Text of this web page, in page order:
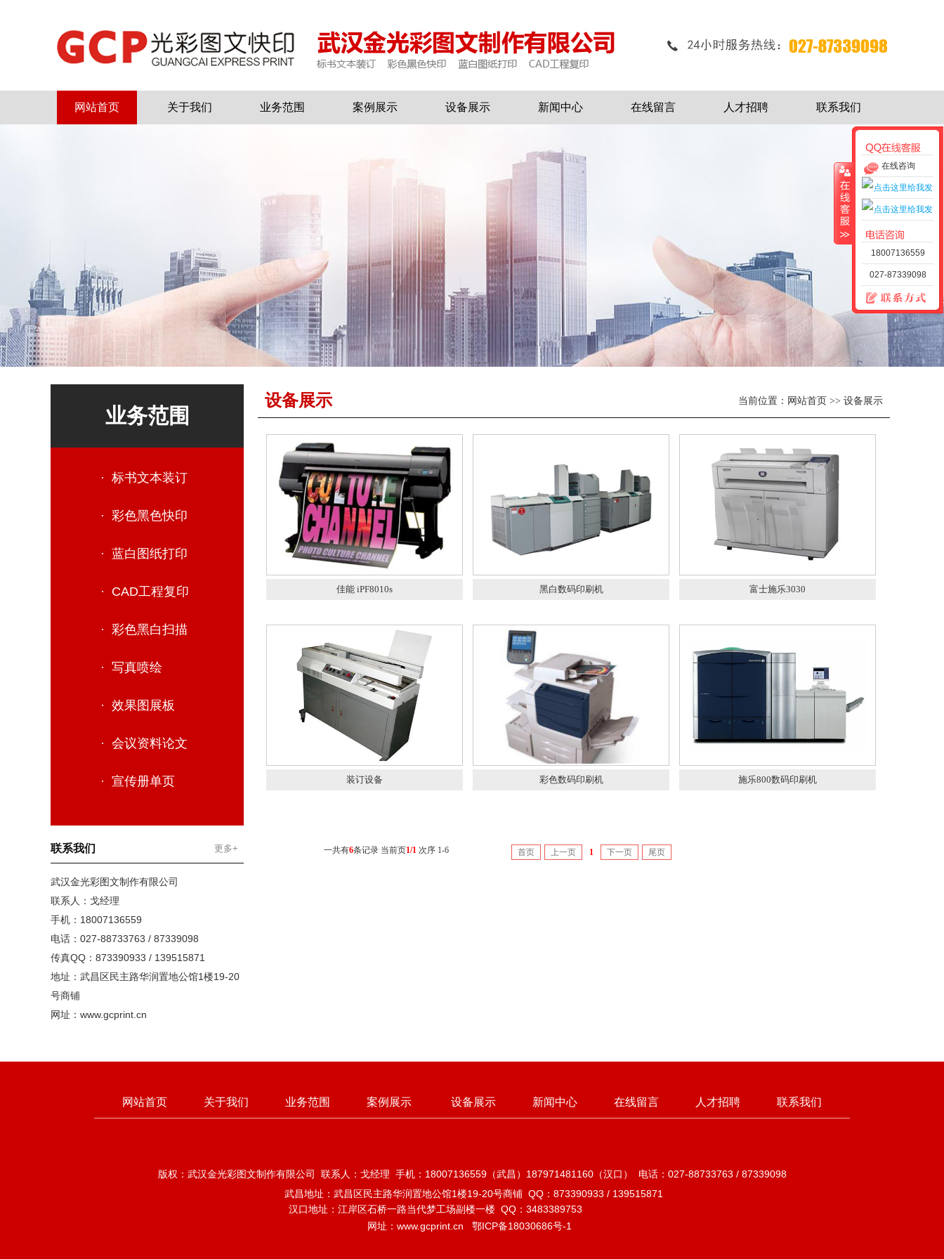
网站首页 关于我们 业务范围 案例展示 设备展示 新闻中心 在线留言 人才招聘 联系我们
业务范围
· 标书文本装订
· 彩色黑色快印
· 蓝白图纸打印
· CAD工程复印
· 彩色黑白扫描
· 写真喷绘
· 效果图展板
· 会议资料论文
· 宣传册单页
联系我们 更多+
武汉金光彩图文制作有限公司
联系人：戈经理
手机：18007136559
电话：027-88733763 / 87339098
传真QQ：873390933 / 139515871
地址：武昌区民主路华润置地公馆1楼19-20
号商铺
网址：www.gcprint.cn
设备展示 当前位置： 网站首页 >> 设备展示
佳能 iPF8010s 黑白数码印刷机 富士施乐3030
装订设备 彩色数码印刷机 施乐800数码印刷机
一共有6条记录 当前页1/1 次序 1-6 首页 上一页 1 下一页 尾页
网站首页 关于我们 业务范围 案例展示 设备展示 新闻中心 在线留言 人才招聘 联系我们
版权：武汉金光彩图文制作有限公司 联系人：戈经理 手机：18007136559（武昌）187971481160（汉口） 电话：027-88733763 / 87339098
武昌地址：武昌区民主路华润置地公馆1楼19-20号商铺 QQ：873390933 / 139515871
汉口地址：江岸区石桥一路当代梦工场副楼一楼 QQ：3483389753
网址：www.gcprint.cn
鄂ICP备18030686号-1
在线咨询
18007136559
027-87339098